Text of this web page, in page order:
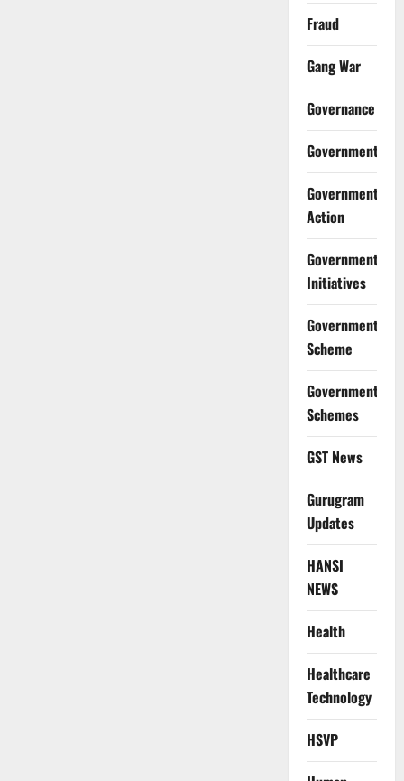
Fraud
Gang War
Governance
Government
Government
Action
Government
Initiatives
Government
Scheme
Government
Schemes
GST News
Gurugram
Updates
HANSI
NEWS
Health
Healthcare
Technology
HSVP